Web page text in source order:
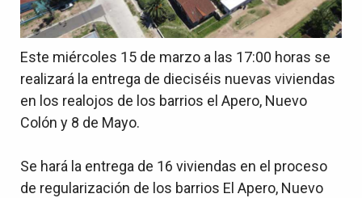
Este miércoles 15 de marzo a las 17:00 horas se
realizará la entrega de dieciséis nuevas viviendas
en los realojos de los barrios el Apero, Nuevo
Colón y 8 de Mayo.
Se hará la entrega de 16 viviendas en el proceso
de regularización de los barrios El Apero, Nuevo